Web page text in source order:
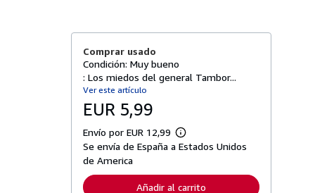
Comprar usado
Condición: Muy bueno
: Los miedos del general Tambor...
Ver este artículo
EUR 5,99
Envío por EUR 12,99
M
á
f
Se envía de España a Estados Unidos
de America
Añadir al carrito